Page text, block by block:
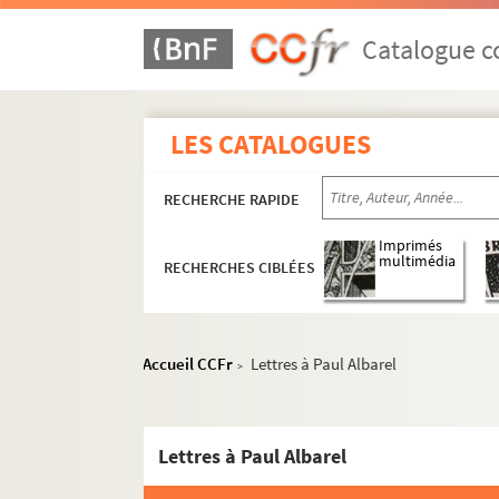
Catalogue
LES CATALOGUES
RECHERCHE RAPIDE
RECHERCHES CIBLÉES
Imprimés
multimédia
Accueil CCFr > Lettres à Paul Albarel
Lettres à Paul Albarel